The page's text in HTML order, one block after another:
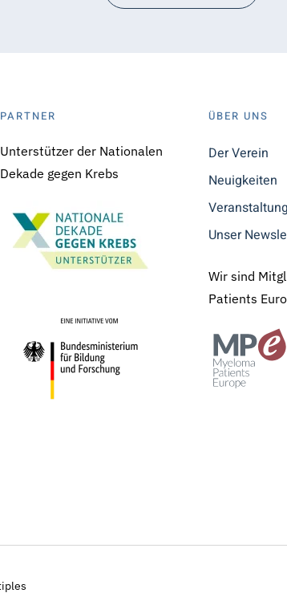
PARTNER
Unterstützer der Nationalen
Dekade gegen Krebs
ÜBER UNS
Der Verein
Neuigkeiten
Unser
Wir sind
Patients